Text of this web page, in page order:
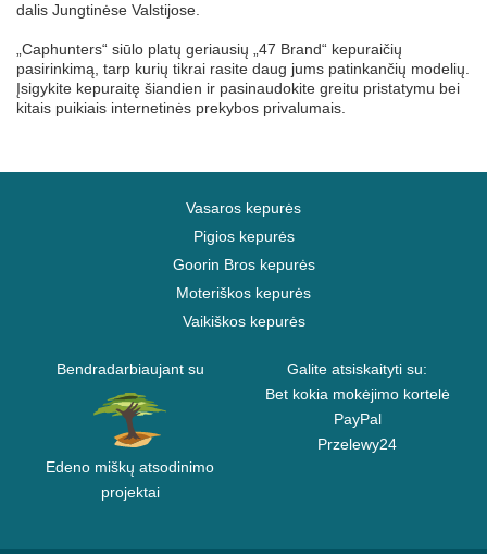
dalis Jungtinėse Valstijose.
„Caphunters“ siūlo platų geriausių „47 Brand“ kepuraičių
pasirinkimą, tarp kurių tikrai rasite daug jums patinkančių modelių.
Įsigykite kepuraitę šiandien ir pasinaudokite greitu pristatymu bei
kitais puikiais internetinės prekybos privalumais.
Vasaros kepurės
Pigios kepurės
Goorin Bros kepurės
Moteriškos kepurės
Vaikiškos kepurės
Bendradarbiaujant su
Edeno miškų atsodinimo
projektai
Galite atsiskaityti su:
Bet kokia mokėjimo kortelė
PayPal
Przelewy24